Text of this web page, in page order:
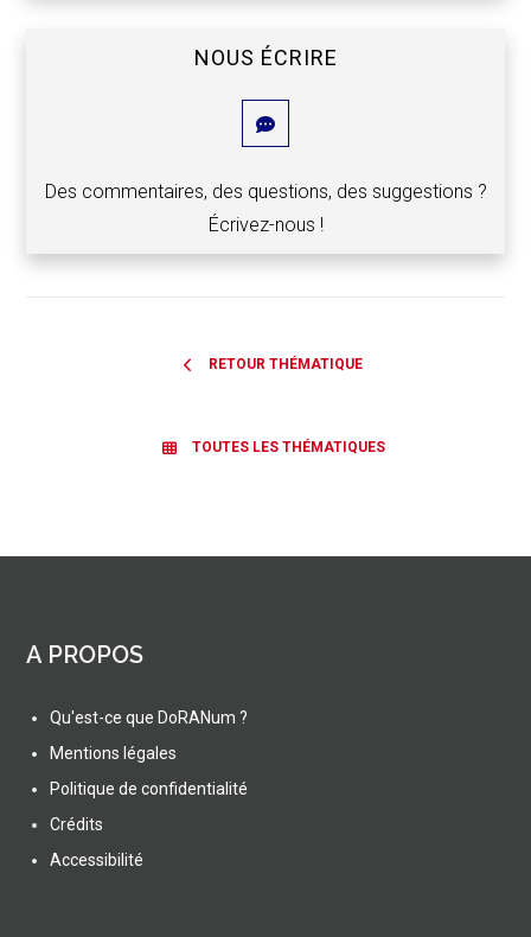
NOUS ÉCRIRE
Des commentaires, des questions, des suggestions ?
Écrivez-nous !
RETOUR THÉMATIQUE
TOUTES LES THÉMATIQUES
A PROPOS
Qu'est-ce que DoRANum ?
Mentions légales
Politique de confidentialité
Crédits
Accessibilité